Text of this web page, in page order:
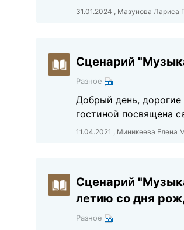
31.01.2024 , Мазунова Лариса
Сценарий
Разное
Добрый день, дорогие
гостиной посвящена
11.04.2021 , Миникеева Елена
Сценарий
летию со дня
Разное